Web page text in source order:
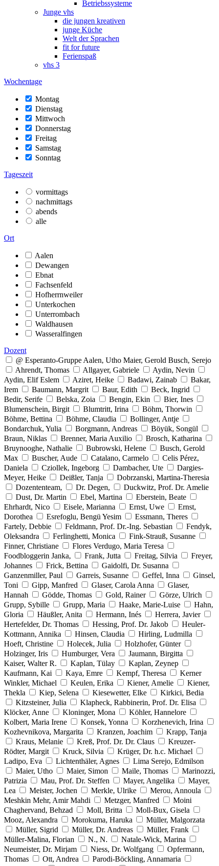
Betriebssysteme
Junge vhs
die jungen kreativen
junge Küche
Welt der Sprachen
fit for future
Ferienspaß
vhs 3
Wochentage
Montag
Dienstag
Mittwoch
Donnerstag
Freitag
Samstag
Sonntag
Tageszeit
vormittags
nachmittags
abends
alle
Ort
Aalen
Dewangen
Ebnat
Fachsenfeld
Hofherrnweiler
Unterkochen
Unterrombach
Waldhausen
Wasseralfingen
Dozent
@ Esperanto-Gruppe Aalen, Utho Maier, Gerold Busch, Serejo
Ahrendt, Thomas
Allgayer, Gabriele
Aydin, Nevin
Aydin, Elif Eslem
Aziret, Heike Badawi, Zainab
Bakar,
Irem
Baumann, Margrit Baur, Edith
Beck, Ingrid
Bedir, Serife
Belska, Zoia Bengin, Ekin
Bier, Ines
Blumenschein, Birgit
Blumtritt, Irina
Böhm, Thorwin
Böhme, Bettina
Böhme, Claudia
Bollinger, Antje
Bondarchuk, Yulia
Borgmann, Andreas
Böyük, Songül
Braun, Niklas
Brenner, Maria Auxilio
Brosch, Katharina
Bruynooghe, Nathalie
Bubrowski, Helene
Busch, Gerold
Max
Buscher, Aude Catalano, Carmelo
Celis Pérez,
Daniela
Cziollek, Ingeborg Dambacher, Ute
Dargies-
Meyer, Heike
Deißler, Tanja
Dobrzanski, Martina-Theresia
Dozententeam,
Dr. Degen,
Duckwitz, Prof. Dr. Amelie
Dust, Dr. Martin
Ebel, Martina
Eberstein, Beate
Ehrhardt, Nico
Eisele, Marianna Ernst, Uwe
Ernst,
Dorothea
Esrefoglu, Bengü Yesim
Essmann, Theres
Fartely, Debbie
Feldmann, Prof. Dr.-Ing. Sebastian
Fendyk,
Oleksandra
Ferlinghetti, Monica
Fink-Strauß, Susanne
Finner, Christiane
Flores Verdugo, Maria Teresa
Foodbloggerin Janka,
Frank, Jutta Freitag, Silvia
Freyer,
Johannes
Frick, Bettina
Gaidolfi, Dr. Susanna
Ganzenmiller, Paul
Garreis, Susanne Geffel, Inna
Ginsel,
Toni
Gipp, Manfred Glaser, Carola Anna
Glaser,
Hannah
Gödde, Thomas Gold, Rainer
Görze, Ulrich
Grupp, Sybille
Grupp, Maria Haake, Marie-Luise
Hahn,
Gloria
Häußler, Anita Hermann, Inés
Herrera, Javier
Hertefelder, Dr. Thomas
Hessing, Prof. Dr. Jakob
Heuler-
Kottmann, Annika
Hinsen, Claudia
Hirling, Ludmilla
Hoeft, Christine
Holecek, Julia
Holzhofer, Günter
Holzinger, Iris
Humburger, Vera
Jaumann, Birgitta
Kaiser, Walter R.
Kaplan, Tülay
Kaplan, Zeynep
Kaufmann, Kai
Kaya, Emre Kempf, Theresa
Kerner
Winkler, Michael
Keulen, Erika Kiener, Amelie
Kiener,
Thekla
Kiep, Selena Kiesewetter, Elke
Kirkici, Bedia
Kitzsteiner, Julia
Klapheck, Rabbinerin, Prof. Dr. Elisa
Klöcker, Anne
Kloninger, Mona
Köhler, Hannelore
Kolbert, Maria Irene
Konsek, Yonna
Korzhenevich, Irina
Kozhevnikova, Margarita
Kranzen, Joachim
Krapp, Tanja
Kraus, Melanie
Kreß, Prof. Dr. Dr. Claus
Kreuzer-
Rödter, Margit
Kruck, Silvia
Krüger, Dr. h.c. Michael
Ladipo, Eva
Lichtenthäler, Agnes
Lima Serejo, Edmilson
Maier, Utho
Maier, Simon Maile, Thomas
Marinozzi,
Patrizia
Mau, Prof. Dr. Steffen Mayer, Angelika
Mayer,
Lea
Meister, Jochen Merkle, Ulrike
Merou, Annoula
Meshkin Mehr, Amir Mahdi
Metzger, Manfred
Moini
Chaghervand, Behzad
Moll, Britta
Moll-Bux, Gisela
Mooz, Alexandra
Morokuma, Haruka
Müller, Malgorzata
Müller, Sigrid
Müller, Dr. Andreas
Müller, Frank
Müller-Malina, Florian
N., N.
Natale-Wick, Marina
Neumeister, Dr. Mirjam
Niess, Dr. Wolfgang
Opfermann,
Thomas
Ott, Andrea
Parodi-Böckling, Annamaria